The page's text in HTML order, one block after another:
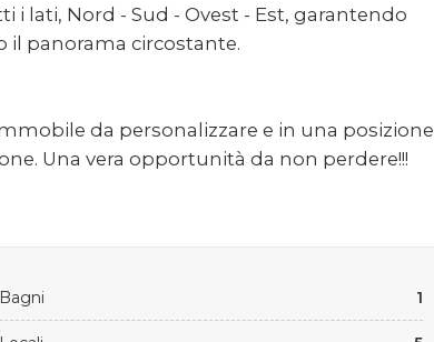
lati, Nord - Sud - Ovest - Est, garantendo
il panorama circostante.
da personalizzare e in una posizione
Una vera opportunità da non perdere!!!
Bagni 1